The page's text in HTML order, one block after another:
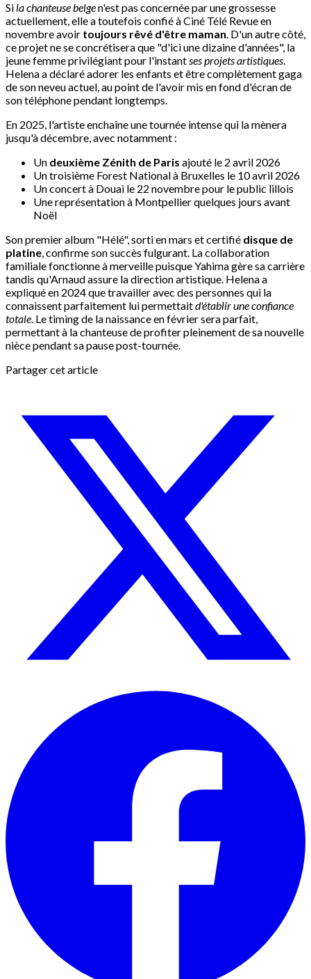
Sila chanteuse belgen'est pas concernée par une grossesse
actuellement, elle a toutefois confié à Ciné Télé Revue en
novembre avoir toujours rêvé d'être maman. D'un autre côté,
ce projet ne se concrétisera que "d'ici une dizaine d'années", la
jeune femme privilégiant pour l'instantses projets artistiques.
Helena a déclaré adorer les enfants et être complètement gaga
de son neveu actuel, au point de l'avoir mis en fond d'écran de
son téléphone pendant longtemps.
En 2025, l'artiste enchaîne une tournée intense qui la mènera
jusqu'à décembre, avec notamment :
Un deuxième Zénith de Paris ajouté le 2 avril 2026
Un troisième Forest National à Bruxelles le 10 avril 2026
Un concert à Douai le 22 novembre pour le public lillois
Une représentation à Montpellier quelques jours avant
Noël
Son premier album "Hélé", sorti en mars et certifié disque de
platine, confirme son succès fulgurant. La collaboration
familiale fonctionne à merveille puisque Yahima gère sa carrière
tandis qu'Arnaud assure la direction artistique. Helena a
expliqué en 2024 que travailler avec des personnes qui la
connaissent parfaitement lui permettaitd'établir une confiance
totale. Le timing de la naissance en février sera parfait,
permettant à la chanteuse de profiter pleinement de sa nouvelle
nièce pendant sa pause post-tournée.
Partager cet article